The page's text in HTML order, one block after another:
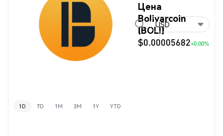
Цена
Bolivarcoin
(BOLI)
$0.00005682+0.00%
USD
1D 7D 1M 3M 1Y YTD